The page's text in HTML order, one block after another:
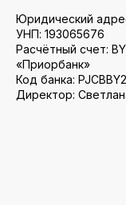
Юридический
УНП: 193065676
Расчётный счет:
«Приорбанк»
Код банка:
Директор: